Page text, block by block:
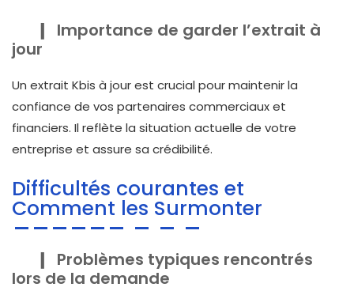
Importance de garder l’extrait à
jour
Un extrait Kbis à jour est crucial pour maintenir la
confiance de vos partenaires commerciaux et
financiers. Il reflète la situation actuelle de votre
entreprise et assure sa crédibilité.
Difficultés courantes et
Comment les Surmonter
Problèmes typiques rencontrés
lors de la demande